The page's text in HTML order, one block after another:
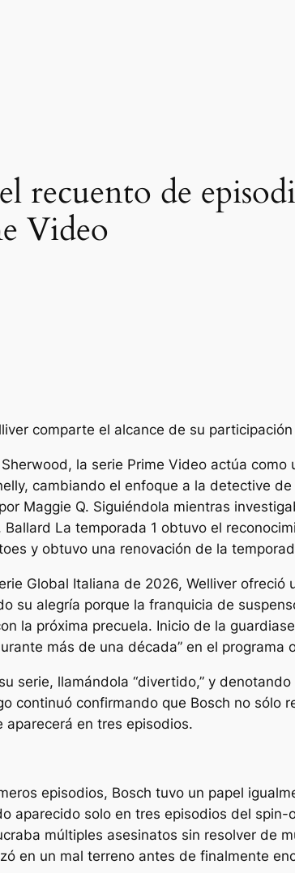
de
Video
comparte el alcance de su
la serie Prime Video actúa
cambiando el enfoque a la detective
Maggie Q. Siguiéndola mientras
Ballard La temporada 1 obtuvo el
y obtuvo una renovación de la
Global Italiana de 2026, Welliver ofreció
su alegría porque la franquicia de
la próxima precuela. Inicio de la guardia
más de una década” en el programa
serie, llamándola “divertido,” y
continuó confirmando que Bosch no sólo
aparecerá en tres episodios.
episodios, Bosch tuvo un papel
aparecido solo en tres episodios del
múltiples asesinatos sin resolver de
en un mal terreno antes de finalmente